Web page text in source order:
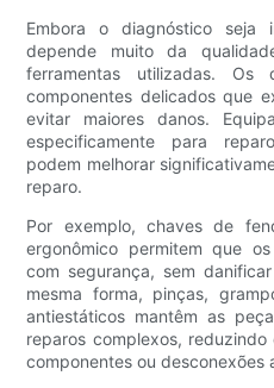
Embora o diagnóstico
depende muito da
ferramentas utilizadas. Os
componentes delicados que
evitar maiores danos.
especificamente para
podem melhorar
reparo.
Por exemplo, chaves de
ergonômico permitem que
com segurança, sem
mesma forma, pinças,
antiestáticos mantêm as
reparos complexos,
componentes ou desconexões